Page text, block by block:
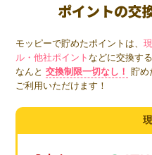
ポイントの交
モッピーで貯めたポイントは、
ル・他社ポイントなどに交換す
なんと 交換制限一切なし！
貯め
ご利用いただけます！